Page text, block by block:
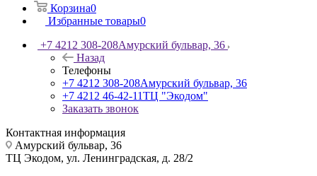
Корзина0
Избранные товары0
+7 4212 308-208Амурский бульвар, 36
Назад
Телефоны
+7 4212 308-208Амурский бульвар, 36
+7 4212 46-42-11ТЦ "Экодом"
Заказать звонок
Контактная информация
Амурский бульвар, 36
ТЦ Экодом, ул. Ленинградская, д. 28/2